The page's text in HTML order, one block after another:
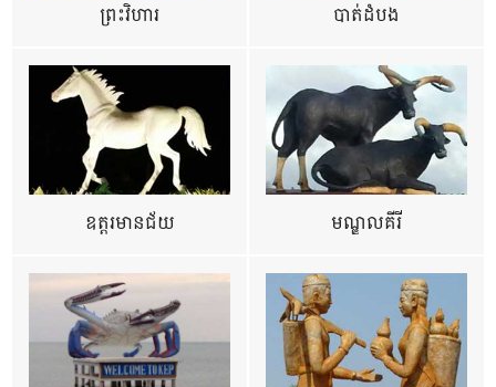
ព្រះវិហារ បាត់ដំបង
ឧត្ដរមានជ័យ មណ្ឌលគីរី